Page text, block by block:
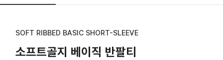
SOFT RIBBED BASIC SHORT-SLEEVE
소프트골지 베이직 반팔티